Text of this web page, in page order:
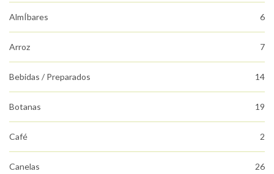
AlmÍbares 6
Arroz 7
Bebidas / Preparados 14
Botanas 19
Café 2
Canelas 26